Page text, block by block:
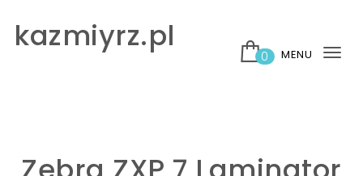
kazmiyrz.pl
0 MENU